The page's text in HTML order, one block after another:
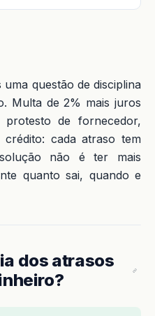
questão de disciplina
Multa de 2% mais juros
de fornecedor,
cada atraso tem
não é ter mais
quanto sai, quando e
dos atrasos